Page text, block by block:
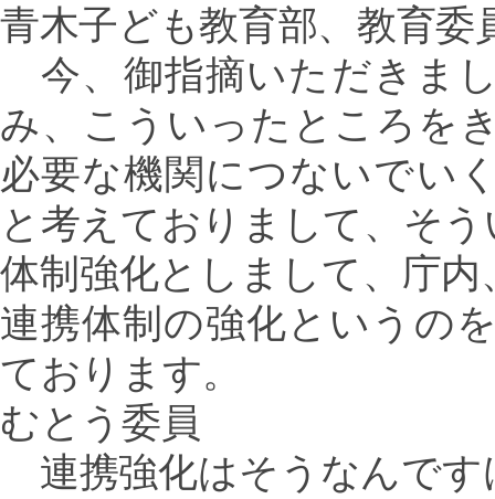
青木子ども教育部、教育委
今、御指摘いただきま
み、こういったところを
必要な機関につないでい
と考えておりまして、そ
体制強化としまして、庁
連携体制の強化というの
ております。
むとう委員
連携強化はそうなんです